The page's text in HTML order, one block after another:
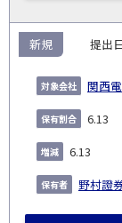
関西
新規
6.13
6.13
野村證